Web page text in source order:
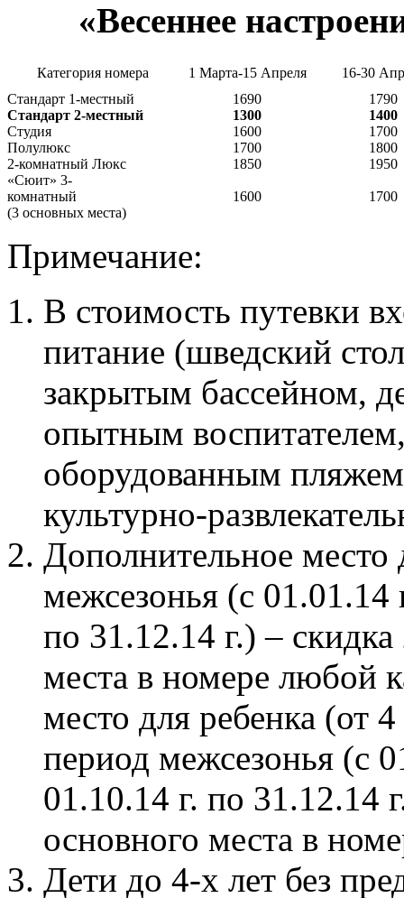
«Весеннее
Категория номера 1 Марта-15 Апреля
16-30
Стандарт 1-местный
1690
1790
Стандарт 2-местный 1300
1400
Студия
1600
1700
Полулюкс
1700
1800
2-комнатный Люкс
1850
1950
«Сюит» 3-
комнатный
(3 основных места)
1600 1700
Примечание:
В стоимость путевки
питание (шведский
закрытым бассейном,
опытным
оборудованным
культурно-
Дополнительное место
межсезонья (с 01.01.14
по 31.12.14 г.) –
места в номере любой
место для ребенка (от
период межсезонья (с
01.10.14 г. по 31.12.14
основного места в
Дети до 4-х лет без